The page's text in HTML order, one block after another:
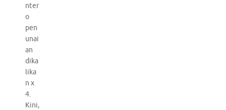
nter
o
pen
unai
an
dika
lika
n x
4.
Kini,